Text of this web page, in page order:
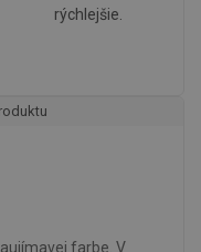
rýchlejšie.
farbe. V